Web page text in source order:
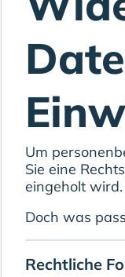
Um
Sie eine
eingeholt
Doch was
Rechtliche